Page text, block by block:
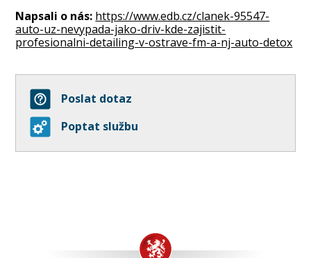
Napsali o nás: https://www.edb.cz/clanek-95547-
auto-uz-nevypada-jako-driv-kde-zajistit-
profesionalni-detailing-v-ostrave-fm-a-nj-auto-detox
Poslat dotaz
Poptat službu